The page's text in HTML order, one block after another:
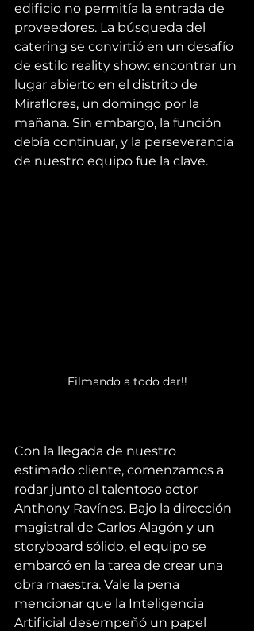
edificio no permitía la entrada de
proveedores. La búsqueda del
catering se convirtió en un desafío
de estilo reality show: encontrar un
lugar abierto en el distrito de
Miraflores, un domingo por la
mañana. Sin embargo, la función
debía continuar, y la perseverancia
de nuestro equipo fue la clave.
Filmando a todo dar!!
Con la llegada de nuestro
estimado cliente, comenzamos a
rodar junto al talentoso actor
Anthony Ravínes. Bajo la dirección
magistral de Carlos Alagón y un
storyboard sólido, el equipo se
embarcó en la tarea de crear una
obra maestra. Vale la pena
mencionar que la Inteligencia
Artificial desempeñó un papel